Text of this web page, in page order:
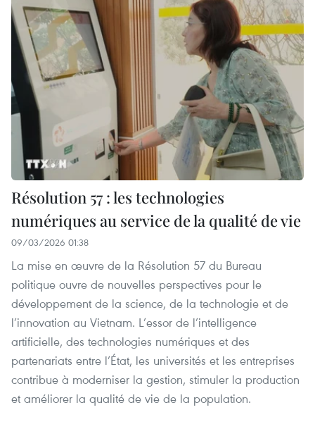
Résolution 57 : les technologies
numériques au service de la qualité de vie
09/03/2026 01:38
La mise en œuvre de la Résolution 57 du Bureau
politique ouvre de nouvelles perspectives pour le
développement de la science, de la technologie et de
l’innovation au Vietnam. L’essor de l’intelligence
artificielle, des technologies numériques et des
partenariats entre l’État, les universités et les entreprises
contribue à moderniser la gestion, stimuler la production
et améliorer la qualité de vie de la population.